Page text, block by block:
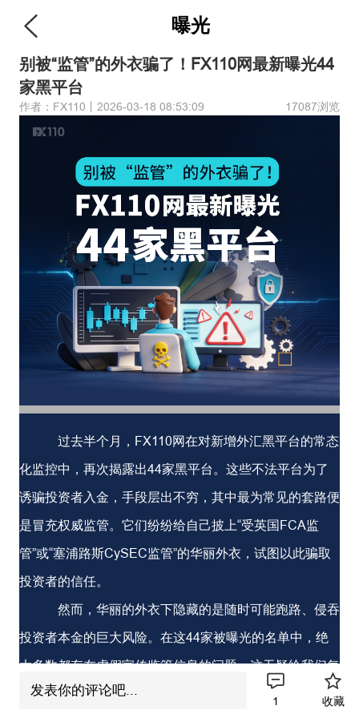
曝光
别被“监管”的外衣骗了！FX110网最新曝光44
家黑平台
作者：FX110丨2026-03-18 08:53:09 17087浏览
过去半个月，FX110网在对新增外汇黑平台的常态
化监控中，再次揭露出44家黑平台。这些不法平台为了
诱骗投资者入金，手段层出不穷，其中最为常见的套路便
是冒充权威监管。它们纷纷给自己披上“受英国FCA监
管”或“塞浦路斯CySEC监管”的华丽外衣，试图以此骗取
投资者的信任。
然而，华丽的外衣下隐藏的是随时可能跑路、侵吞
投资者本金的巨大风险。在这44家被曝光的名单中，绝
大多数都存在虚假宣传监管信息的问题。这无疑给我们每
一位投资者敲响了警钟：在选择交易平台时，绝不能轻信
发表你的评论吧...
1 收藏